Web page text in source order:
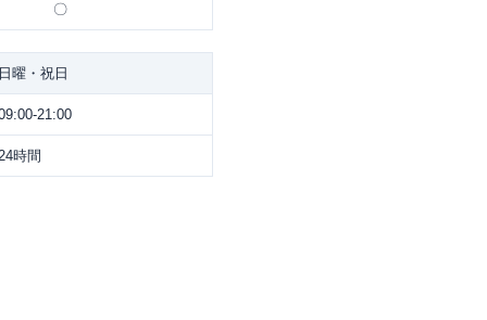
〇
日曜・祝日
21:00
時間